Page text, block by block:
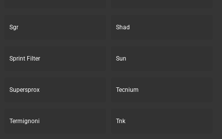
Sgr Shad
Sprint Filter Sun
Supersprox Tecnium
Termignoni Tnk